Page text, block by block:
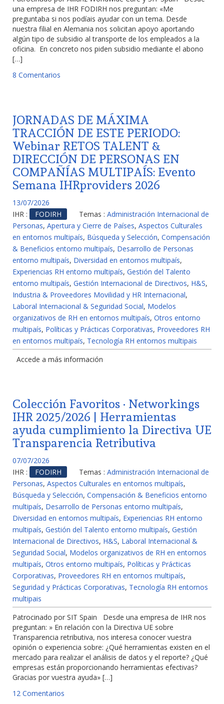
una empresa de IHR FODIRH nos preguntan: «Me
preguntaba si nos podíais ayudar con un tema. Desde
nuestra filial en Alemania nos solicitan apoyo aportando
algún tipo de subsidio al transporte de los empleados a la
oficina. En concreto nos piden subsidio mediante el abono
[…]
8 Comentarios
JORNADAS DE MÁXIMA
TRACCIÓN DE ESTE PERIODO:
Webinar RETOS TALENT &
DIRECCIÓN DE PERSONAS EN
COMPAÑÍAS MULTIPAÍS: Evento
Semana IHRproviders 2026
13/07/2026
IHR :
FODIRH Temas : Administración Internacional de
Personas, Apertura y Cierre de Países, Aspectos Culturales
en entornos multipaís, Búsqueda y Selección, Compensación
& Beneficios entorno multipaís, Desarrollo de Personas
entorno multipaís, Diversidad en entornos multipaís,
Experiencias RH entorno multipaís, Gestión del Talento
entorno multipaís, Gestión Internacional de Directivos, H&S,
Industria & Proveedores Movilidad y HR Internacional,
Laboral Internacional & Seguridad Social, Modelos
organizativos de RH en entornos multipaís, Otros entorno
multipaís, Políticas y Prácticas Corporativas, Proveedores RH
en entornos multipaís, Tecnología RH entornos multipais
Accede a más información
Colección Favoritos · Networkings
IHR 2025/2026 | Herramientas
ayuda cumplimiento la Directiva UE
Transparencia Retributiva
07/07/2026
IHR :
FODIRH Temas : Administración Internacional de
Personas, Aspectos Culturales en entornos multipaís,
Búsqueda y Selección, Compensación & Beneficios entorno
multipaís, Desarrollo de Personas entorno multipaís,
Diversidad en entornos multipaís, Experiencias RH entorno
multipaís, Gestión del Talento entorno multipaís, Gestión
Internacional de Directivos, H&S, Laboral Internacional &
Seguridad Social, Modelos organizativos de RH en entornos
multipaís, Otros entorno multipaís, Políticas y Prácticas
Corporativas, Proveedores RH en entornos multipaís,
Seguridad y Prácticas Corporativas, Tecnología RH entornos
multipais
Patrocinado por SIT Spain Desde una empresa de IHR nos
preguntan: » En relación con la Directiva UE sobre
Transparencia retributiva, nos interesa conocer vuestra
opinión o experiencia sobre: ¿Qué herramientas existen en el
mercado para realizar el análisis de datos y el reporte? ¿Qué
empresas están proporcionando herramientas efectivas?
Gracias por vuestra ayuda» […]
12 Comentarios